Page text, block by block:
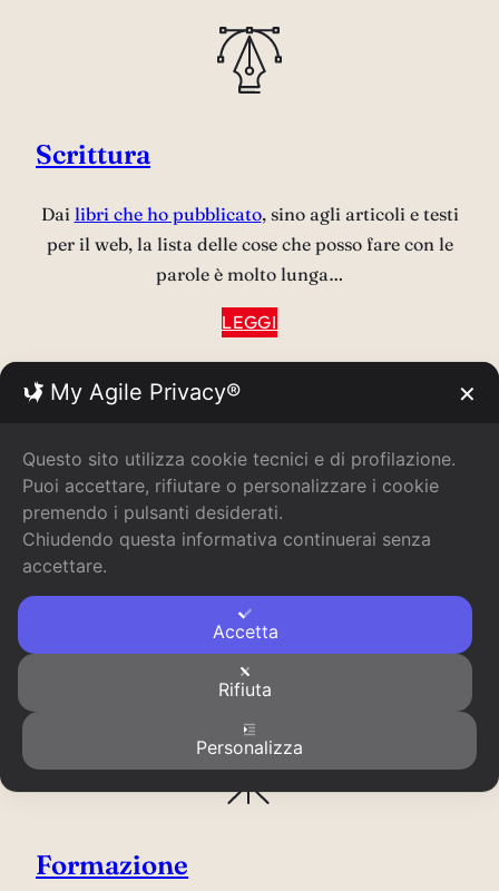
Scrittura
Dai libri che ho pubblicato, sino agli articoli e testi
per il web, la lista delle cose che posso fare con le
parole è molto lunga…
LEGGI
Podcast
Ho scritto, letto e prodotto
un podcast che racconta storie di persone a cui un
profumo ha cambiato la vita.
ASCOLTA
Formazione
My Agile Privacy® ✕
Questo sito utilizza cookie tecnici e di profilazione.
Puoi accettare, rifiutare o personalizzare i cookie
premendo i pulsanti desiderati.
Chiudendo questa informativa continuerai senza
accettare.
Accetta
Rifiuta
Personalizza